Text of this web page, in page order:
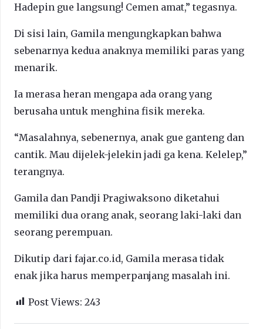
Hadepin gue langsung! Cemen amat,” tegasnya.
Di sisi lain, Gamila mengungkapkan bahwa
sebenarnya kedua anaknya memiliki paras yang
menarik.
Ia merasa heran mengapa ada orang yang
berusaha untuk menghina fisik mereka.
“Masalahnya, sebenernya, anak gue ganteng dan
cantik. Mau dijelek-jelekin jadi ga kena. Kelelep,”
terangnya.
Gamila dan Pandji Pragiwaksono diketahui
memiliki dua orang anak, seorang laki-laki dan
seorang perempuan.
Dikutip dari fajar.co.id, Gamila merasa tidak
enak jika harus memperpanjang masalah ini.
Post Views: 243